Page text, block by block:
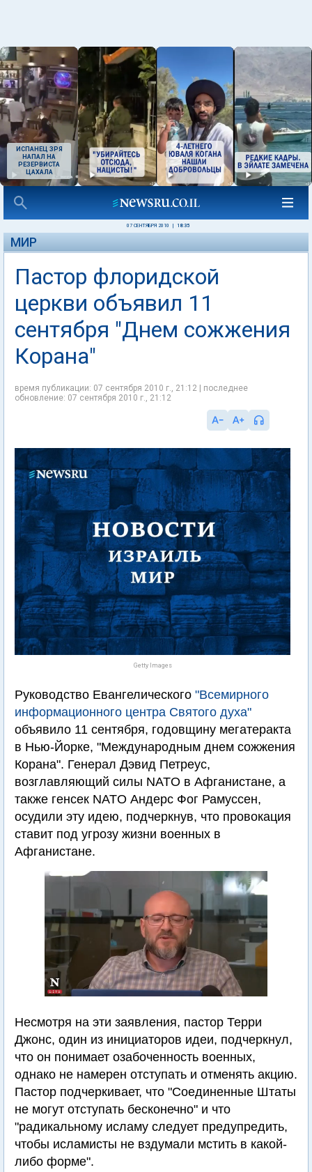
ИСПАНЕЦ ЗРЯ
НАПАЛ НА
РЕЗЕРВИСТА
ЦАХАЛА
07 СЕНТЯБРЯ 2010 18:35
МИР
Пастор флоридской
церкви объявил 11
сентября "Днем сожжения
Корана"
время публикации: 07 сентября 2010 г., 21:12 | последнее
обновление: 07 сентября 2010 г., 21:12
Getty Images
Руководство Евангелического "Всемирного
информационного центра Святого духа"
объявило 11 сентября, годовщину мегатеракта
в Нью-Йорке, "Международным днем сожжения
Корана". Генерал Дэвид Петреус,
возглавляющий силы NATO в Афганистане, а
также генсек NATO Андерс Фог Рамуссен,
осудили эту идею, подчеркнув, что провокация
ставит под угрозу жизни военных в
Афганистане.
Несмотря на эти заявления, пастор Терри
Джонс, один из инициаторов идеи, подчеркнул,
что он понимает озабоченность военных,
однако не намерен отступать и отменять акцию.
Пастор подчеркивает, что "Соединенные Штаты
не могут отступать бесконечно" и что
"радикальному исламу следует предупредить,
чтобы исламисты не вздумали мстить в какой-
либо форме".